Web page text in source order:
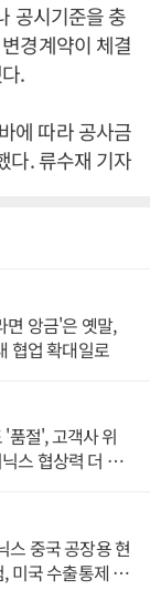
공시기준을 충
경계약이 체결
.
에 따라 공사금
다. 류수재 기자
면 앙금'은 옛말,
협업 확대일로
품절', 고객사 위
스 협상력 더 키
스 중국 공장용 현
미국 수출통제 대